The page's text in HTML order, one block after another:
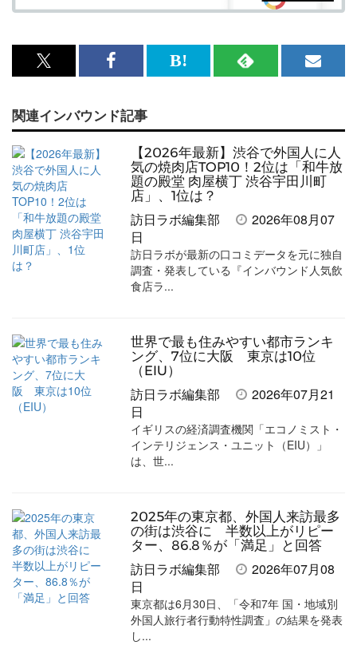
x<br>
記
事
を
シ
ェ
ア
Facebook<br>
記
は
ブ
ッ
ク
マ
ー
ク
加
RSS
事
を
購
読
す
る
メ
ガ
登
録
す
る
関連インバウンド記事
【2026年最新】渋谷で外国人に人
気の焼肉店TOP10！2位は「和牛放
題の殿堂 肉屋横丁 渋谷宇田川町
店」、1位は？
訪日ラボ編集部
2026年08月07
日
訪日ラボが最新の口コミデータを元に独自
調査・発表している『インバウンド人気飲
食店ラ...
世界で最も住みやすい都市ランキ
ング、7位に大阪 東京は10位
（EIU）
訪日ラボ編集部
2026年07月21
日
イギリスの経済調査機関「エコノミスト・
インテリジェンス・ユニット（EIU）」
は、世...
2025年の東京都、外国人来訪最多
の街は渋谷に 半数以上がリピー
ター、86.8％が「満足」と回答
訪日ラボ編集部
2026年07月08
日
東京都は6月30日、「令和7年 国・地域別
外国人旅行者行動特性調査」の結果を発表
し...